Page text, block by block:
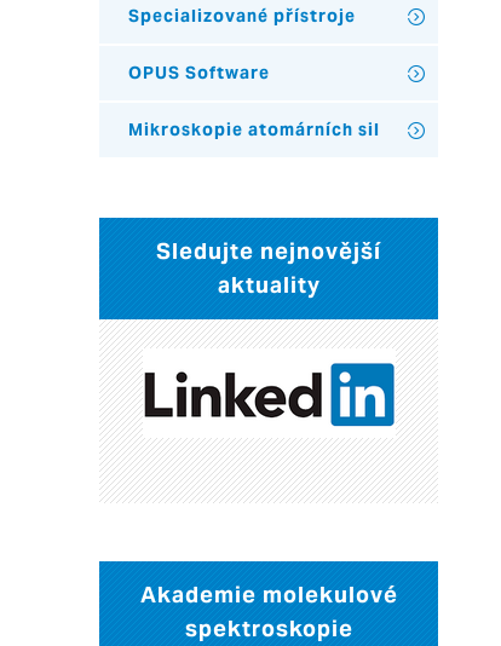
Specializované přístroje
OPUS Software
Mikroskopie atomárních sil
Sledujte nejnovější
aktuality
Akademie molekulové
spektroskopie